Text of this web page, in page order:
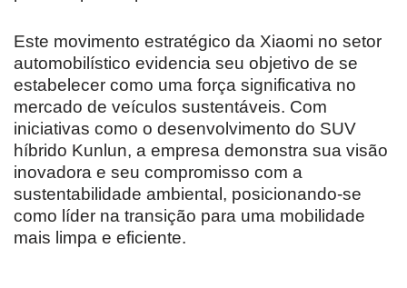
Este movimento estratégico da Xiaomi no setor
automobilístico evidencia seu objetivo de se
estabelecer como uma força significativa no
mercado de veículos sustentáveis. Com
iniciativas como o desenvolvimento do SUV
híbrido Kunlun, a empresa demonstra sua visão
inovadora e seu compromisso com a
sustentabilidade ambiental, posicionando-se
como líder na transição para uma mobilidade
mais limpa e eficiente.